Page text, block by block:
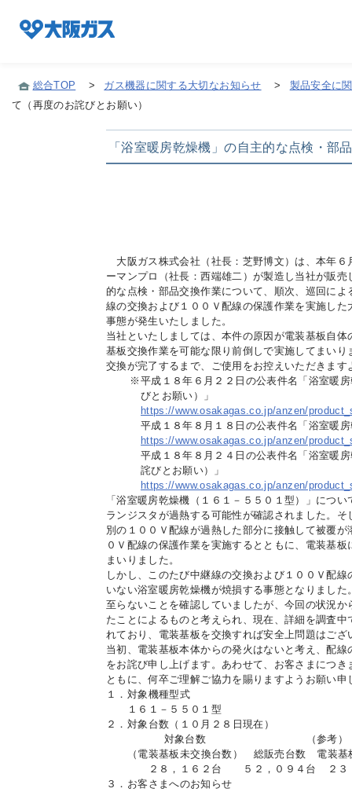
業務
お問
企業情報TOP
サステナビリティ
プレスリリース
総合TOP > ガス機器に関する大切なお知らせ >
製品安全に
て（再度のお詫びとお願い）
「浴室暖房乾燥機」の自主的な点検・部
大阪ガス株式会社（社長：芝野博文）は、本年６
ーマンプロ（社長：西端雄二）が製造し当社が販
的な点検・部品交換作業について、順次、巡回に
線の交換および１００Ｖ配線の保護作業を実施し
事態が発生いたしました。
当社といたしましては、本件の原因が電装基板自
基板交換作業を可能な限り前倒しで実施してまい
交換が完了するまで、ご使用をお控えいただきま
※ 平成１８年６月２２日の公表件名「浴室暖
びとお願い）」
https://www.osakagas.co.jp/anzen/
平成１８年８月１８日の公表件名「浴室暖
https://www.osakagas.co.jp/anzen/
平成１８年８月２４日の公表件名「浴室暖
詫びとお願い）」
https://www.osakagas.co.jp/anzen/
「浴室暖房乾燥機（１６１－５５０１型）」につ
ランジスタが過熱する可能性が確認されました。
別の１００Ｖ配線が過熱した部分に接触して被覆
０Ｖ配線の保護作業を実施するとともに、電装基
まいりました。
しかし、このたび中継線の交換および１００Ｖ配
いない浴室暖房乾燥機が焼損する事態となりまし
至らないことを確認していましたが、今回の状況
たことによるものと考えられ、現在、詳細を調査
れており、電装基板を交換すれば安全上問題はござ
当初、電装基板本体からの発火はないと考え、配
をお詫び申し上げます。あわせて、お客さまにつ
ともに、何卒ご理解ご協力を賜りますようお願い申
１． 対象機種型式
１６１－５５０１型
２． 対象台数 （１０月２８日現在）
対象台数
（参考）
（電装基板未交換台数）
総販売台数
電装基
２８，１６２台
５２，０９４台
２
３． お客さまへのお知らせ